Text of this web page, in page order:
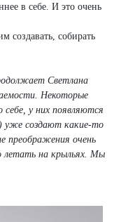
в себе. И это очень
создавать, собирать
Светлана
Некоторые
у них появляются
уже создают какие-то
преображения очень
на крыльях. Мы